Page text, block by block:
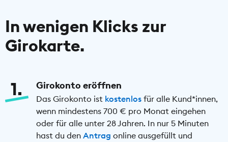
In wenigen Klicks zur
Girokarte.
1 Girokonto eröffnen
Das Girokonto ist kostenlosfür alle Kund*innen,
wenn mindestens 700 € pro Monat eingehen
oder für alle unter 28 Jahren. In nur 5 Minuten
hast du den Antrag online ausgefüllt und